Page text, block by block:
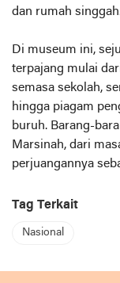
dan rumah
Di museum ini,
terpajang mulai
semasa sekolah,
hingga piagam
buruh. Barang-
Marsinah, dari
perjuangannya
Tag Terkait
Nasional